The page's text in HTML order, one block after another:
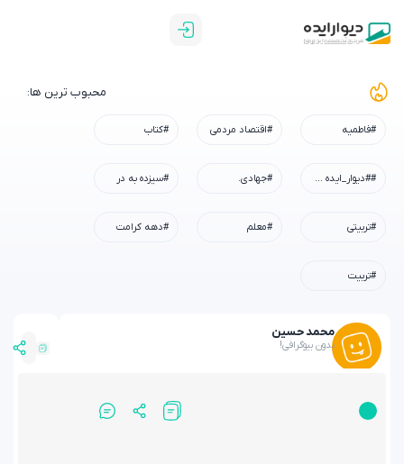
محبوب ترین ها:
#فاطمیه #اقتصاد مردمی #کتاب
##دیوار_ایده #رسم_میزبانی #شهادت_امام_رضا #همه_خادم_الرضاییم #جهادی. #سیزده به در
#تربیتی #معلم #دهه کرامت
#تربیت
محمد حسین
بدون بیوگرافی!